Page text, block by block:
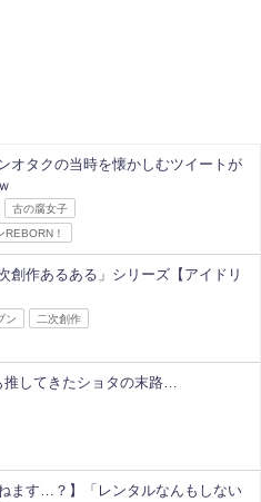
オタクの当時を懐かしむツイートが
古の腐女子
REBORN！
創作あるある」シリーズ【アイドリ
ン 二次創作
推してきたショタの末路…
ます…？】「レンタルなんもしない